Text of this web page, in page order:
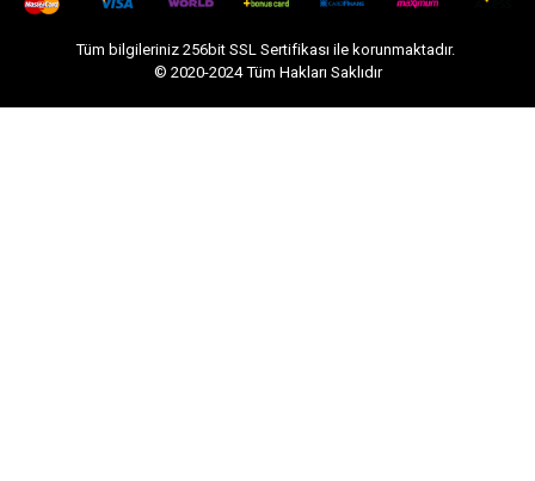
Tüm bilgileriniz 256bit SSL Sertifikası ile korunmaktadır.
© 2020-2024Tüm Hakları Saklıdır